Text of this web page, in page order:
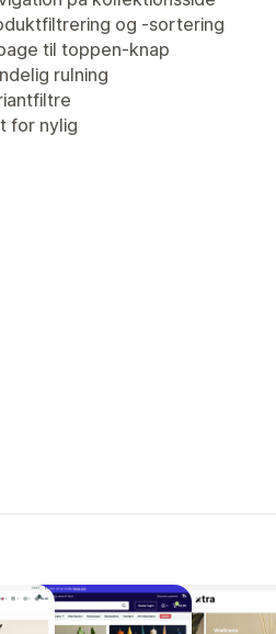
og -sortering
til toppen-knap
rulning
for nylig